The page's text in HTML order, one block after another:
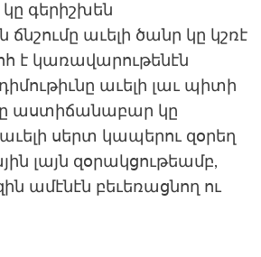
գերիշխեն
աւելի ծանր կը կշռէ
է կառավարութենէն
աւելի լաւ պիտի
աստիճանաբար կը
սերտ կապերու զօրեղ
լայն զօրակցութեամբ,
ամէնէն բեւեռացնող ու